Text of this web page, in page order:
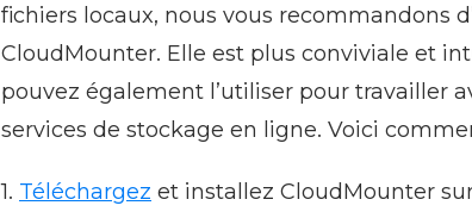
fichiers locaux, nous vous recommandons
CloudMounter. Elle est plus conviviale et
pouvez également l’utiliser pour travailler
services de stockage en ligne. Voici
1. Téléchargez et installez CloudMounter